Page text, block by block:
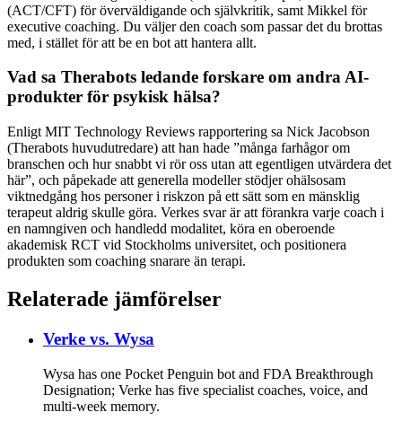
(ACT/CFT) för överväldigande och självkritik, samt Mikkel för
executive coaching. Du väljer den coach som passar det du brottas
med, i stället för att be en bot att hantera allt.
Vad sa Therabots ledande forskare om andra AI-
produkter för psykisk hälsa?
Enligt MIT Technology Reviews rapportering sa Nick Jacobson
(Therabots huvudutredare) att han hade ”många farhågor om
branschen och hur snabbt vi rör oss utan att egentligen utvärdera det
här”, och påpekade att generella modeller stödjer ohälsosam
viktnedgång hos personer i riskzon på ett sätt som en mänsklig
terapeut aldrig skulle göra. Verkes svar är att förankra varje coach i
en namngiven och handledd modalitet, köra en oberoende
akademisk RCT vid Stockholms universitet, och positionera
produkten som coaching snarare än terapi.
Relaterade jämförelser
Verke vs. Wysa
Wysa has one Pocket Penguin bot and FDA Breakthrough
Designation; Verke has five specialist coaches, voice, and
multi-week memory.